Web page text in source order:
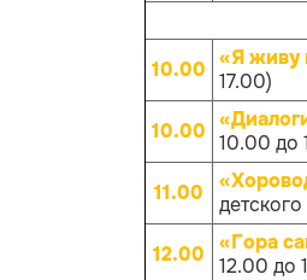
10.00 «Я живу
17.00)
10.00 10.00 до
11.00
12.00
«Гора
12.00 до